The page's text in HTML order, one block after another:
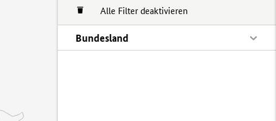
Alle Filter deaktivieren
Bundesland